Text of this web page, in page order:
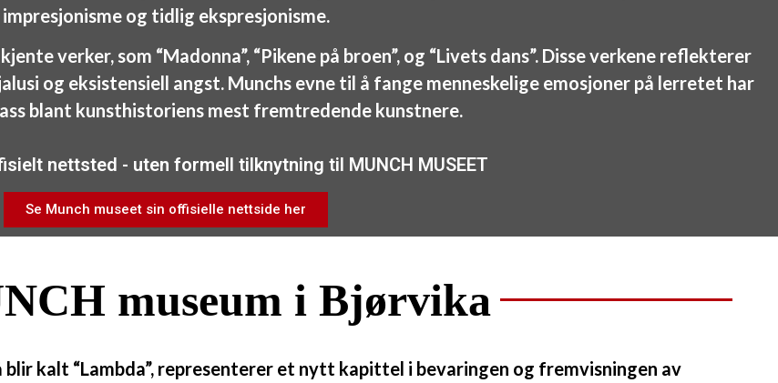
impresjonisme og tidlig ekspresjonisme.
verker, som “Madonna”, “Pikene på broen”, og “Livets dans”. Disse verkene reflekterer
og eksistensiell angst. Munchs evne til å fange menneskelige emosjoner på lerretet har
blant kunsthistoriens mest fremtredende kunstnere.
nettsted - uten formell tilknytning til MUNCH MUSEET
Se Munch museet sin offisielle nettside her
museum i Bjørvika
blir kalt “Lambda”, representerer et nytt kapittel i bevaringen og fremvisningen av